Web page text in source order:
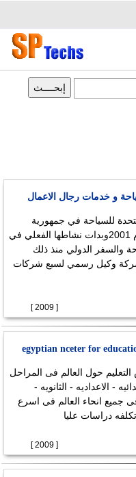
و خدمات رجال الاعمال
للسياحة في جمهورية
مولدافيا عام 2001وبدات نشاطها الفعلي في
والسفر الدولي منذ ذلك
وكيل رسمي لسبع شركات
[ 2009 ]
egyptian nceter for
حول العالم فى المراحل
- الاعداديه - الثانويه -
جميع انحاء العالم فى اسرع
دراسات عليا
[ 2009 ]